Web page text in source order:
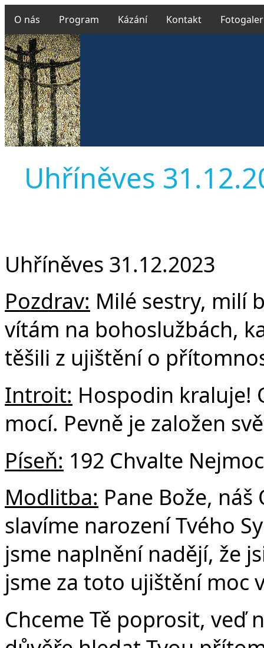
O nás Program Kázání Kontakt
Uhříněves
Uhříněves 31.12.2023
Pozdrav: Milé sestry, milí
vítám na bohoslužbách,
těšili z ujištění o
Introit: Hospodin kraluje!
mocí. Pevně je založen
Píseň: 192 Chvalte
Modlitba: Pane Bože,
slavíme narození Tvého
jsme naplnění nadějí, že
jsme za toto ujištění moc
Chceme Tě poprosit, veď